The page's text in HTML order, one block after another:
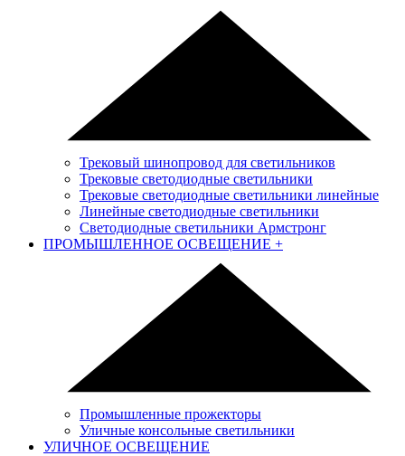
Трековый шинопровод для светильников
Трековые светодиодные светильники
Трековые светодиодные светильники линейные
Линейные светодиодные светильники
Светодиодные светильники Армстронг
ПРОМЫШЛЕННОЕ ОСВЕЩЕНИЕ +
Промышленные прожекторы
Уличные консольные светильники
УЛИЧНОЕ ОСВЕЩЕНИЕ